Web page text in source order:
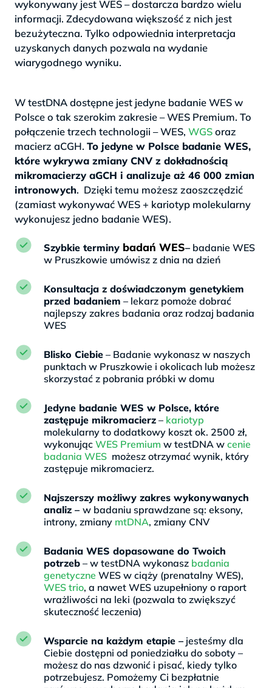
wykonywany jest WES – dostarcza bardzo wielu
informacji. Zdecydowana większość z nich jest
bezużyteczna. Tylko odpowiednia interpretacja
uzyskanych danych pozwala na wydanie
wiarygodnego wyniku.
W testDNA dostępne jest jedyne badanie WES w
Polsce o tak szerokim zakresie – WES Premium. To
połączenie trzech technologii – WES, WGSoraz
macierz aCGH. To jedyne w Polsce badanie WES,
które wykrywa zmiany CNV z dokładnością
mikromacierzy aGCH i analizuje aż 46 000 zmian
intronowych. Dzięki temu możesz zaoszczędzić
(zamiast wykonywać WES + kariotyp molekularny
wykonujesz jedno badanie WES).
Szybkie terminy badań WES– badanie WES
w Pruszkowie umówisz z dnia na dzień
Konsultacja z doświadczonym genetykiem
przed badaniem – lekarz pomoże dobrać
najlepszy zakres badania oraz rodzaj badania
WES
Blisko Ciebie – Badanie wykonasz w naszych
punktach w Pruszkowie i okolicach lub możesz
skorzystać z pobrania próbki w domu
Jedyne badanie WES w Polsce, które
zastępuje mikromacierz – kariotyp
molekularny to dodatkowy koszt ok. 2500 zł,
wykonując WES Premium w testDNA w cenie
badania WES możesz otrzymać wynik, który
zastępuje mikromacierz.
Najszerszy możliwy zakres wykonywanych
analiz – w badaniu sprawdzane są: eksony,
introny, zmiany mtDNA, zmiany CNV
Badania WES dopasowane do Twoich
potrzeb – w testDNA wykonasz badania
genetyczne WES w ciąży (prenatalny WES),
WES trio, a nawet WES uzupełniony o raport
wrażliwości na leki (pozwala to zwiększyć
skuteczność leczenia)
Wsparcie na każdym etapie – jesteśmy dla
Ciebie dostępni od poniedziałku do soboty –
możesz do nas dzwonić i pisać, kiedy tylko
potrzebujesz. Pomożemy Ci bezpłatnie